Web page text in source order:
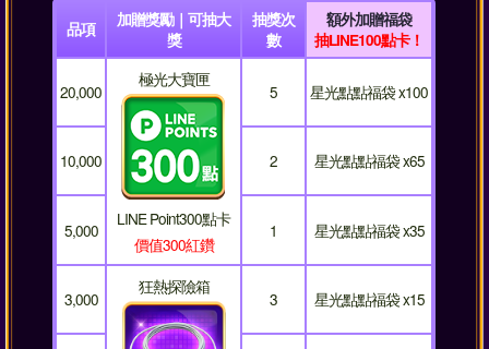
品項
加贈獎勵｜可抽大
獎
抽獎次
數
額外加贈福袋
抽LINE100點卡！
20,000
極光大寶匣
LINE Point300點卡
價值300紅鑽
5 星光點點福袋 x100
10,000 2 星光點點福袋 x65
5,000 1 星光點點福袋 x35
3,000
狂熱探險箱
3 星光點點福袋 x15